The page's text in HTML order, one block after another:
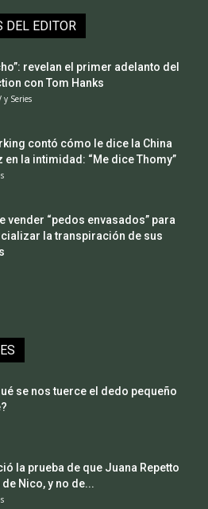
DEL EDITOR
revelan el primer adelanto del
con Tom Hanks
y Series
contó cómo le dice la China
en la intimidad: “Me dice Thomy”
vender “pedos envasados” para
la transpiración de sus
se nos tuerce el dedo pequeño
la prueba de que Juana Repetto
Nico, y no de...